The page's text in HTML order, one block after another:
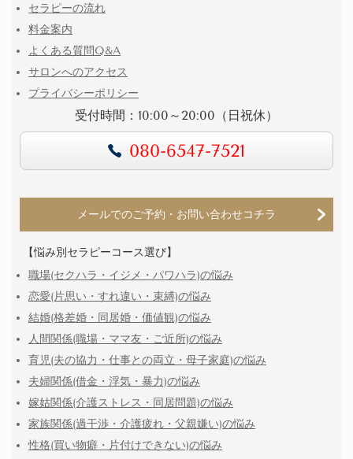
セラピーの流れ
料金案内
よくある質問Q&A
サロンへのアクセス
プライバシーポリシー
受付時間：10:00～20:00（日祝休）
080-6547-7521
メールでのご予約・お問い合わせコチラ
【悩み別セラピーコース選び】
職場(セクハラ・イジメ・パワハラ)の悩み
恋愛(片思い・すれ違い・束縛)の悩み
結婚(格差婚・同居婚・価値観)の悩み
人間関係(職場・ママ友・ご近所)の悩み
育児(夫の協力・仕事との両立・母子家庭)の悩み
夫婦関係(借金・浮気・暴力)の悩み
嫁姑関係(介護ストレス・同居問題)の悩み
家族関係(過干渉・介護疲れ・父親嫌い)の悩み
性格(買い物癖・片付けできない)の悩み